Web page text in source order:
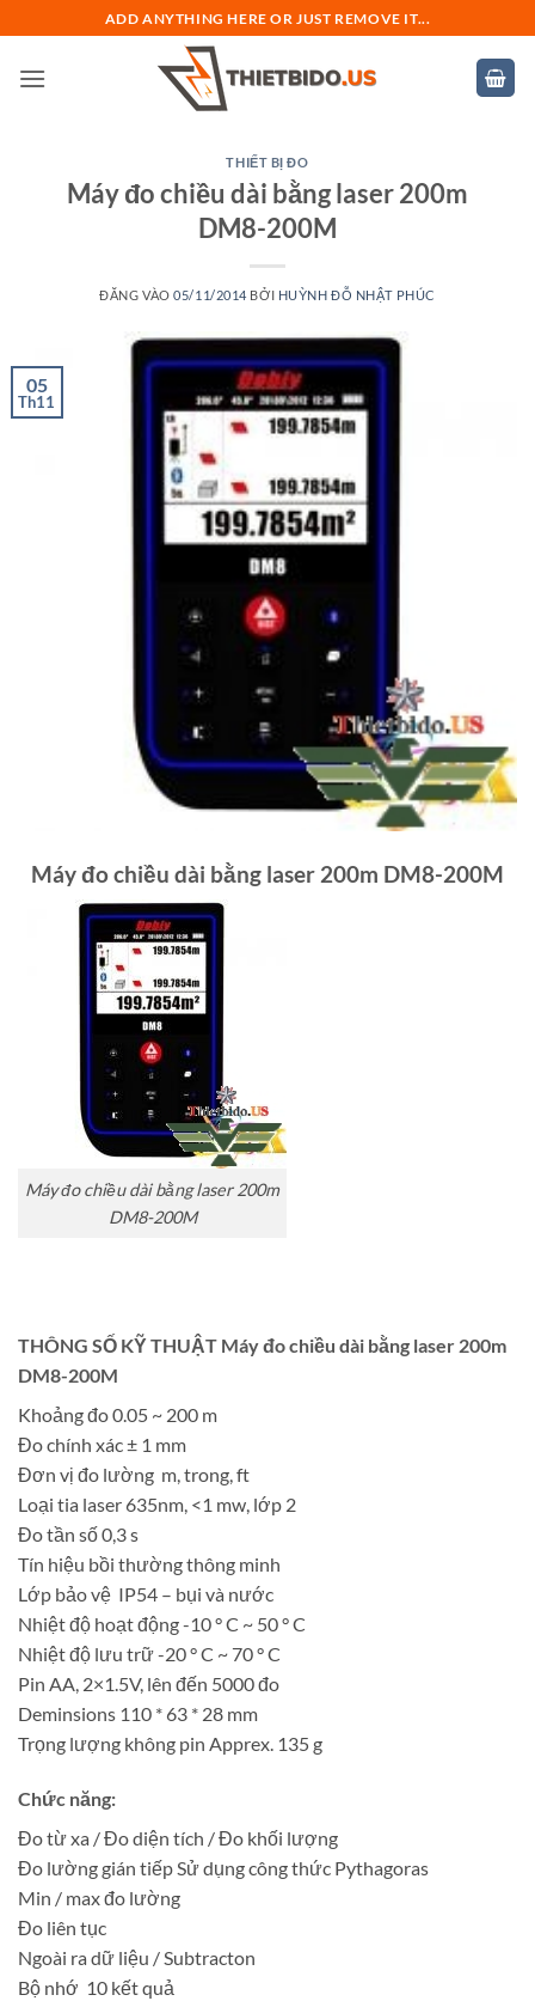
qua
nội
ADD ANYTHING HERE OR JUST REMOVE IT...
THIẾT BỊ ĐO
Máy đo chiều dài bằng laser 200m
DM8-200M
ĐĂNG VÀO05/11/2014 BỞI HUỲNH ĐỖ NHẬT PHÚC
05
Th11
Máy đo chiều dài bằng laser 200m DM8-200M
Máy đo chiều dài bằng laser 200m
DM8-200M
THÔNG SỐ KỸ THUẬT Máy đo chiều dài bằng laser 200m
DM8-200M
Khoảng đo 0.05 ~ 200 m
Đo chính xác ± 1 mm
Đơn vị đo lường m, trong, ft
Loại tia laser 635nm, <1 mw, lớp 2
Đo tần số 0,3 s
Tín hiệu bồi thường thông minh
Lớp bảo vệ IP54 – bụi và nước
Nhiệt độ hoạt động -10 ° C ~ 50 ° C
Nhiệt độ lưu trữ -20 ° C ~ 70 ° C
Pin AA, 2×1.5V, lên đến 5000 đo
Deminsions 110 * 63 * 28 mm
Trọng lượng không pin Apprex. 135 g
Chức năng:
Đo từ xa / Đo diện tích / Đo khối lượng
Đo lường gián tiếp Sử dụng công thức Pythagoras
Min / max đo lường
Đo liên tục
Ngoài ra dữ liệu / Subtracton
Bộ nhớ 10 kết quả